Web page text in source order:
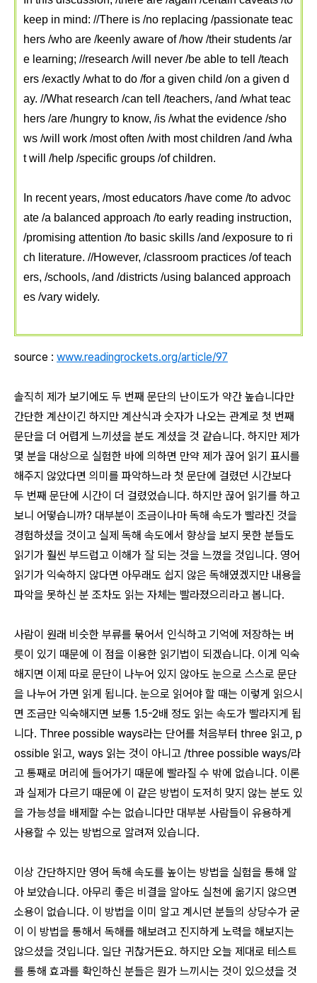
keep in mind: //There is /no replacing /passionate teac
hers /who are /keenly aware of /how /their students /ar
e learning; //research /will never /be able to tell /teach
ers /exactly /what to do /for a given child /on a given d
ay. //What research /can tell /teachers, /and /what teac
hers /are /hungry to know, /is /what the evidence /sho
ws /will work /most often /with most children /and /wha
t will /help /specific groups /of children.
In recent years, /most educators /have come /to advoc
ate /a balanced approach /to early reading instruction,
/promising attention /to basic skills /and /exposure to ri
ch literature. //However, /classroom practices /of teach
ers, /schools, /and /districts /using balanced approach
es /vary widely.
source : www.readingrockets.org/article/97
솔직히 제가 보기에도 두 번째 문단의 난이도가 약간 높습니다만
간단한 계산이긴 하지만 계산식과 숫자가 나오는 관계로 첫 번째
문단을 더 어렵게 느끼셨을 분도 계셨을 것 같습니다. 하지만 제가
몇 분을 대상으로 실험한 바에 의하면 만약 제가 끊어 읽기 표시를
해주지 않았다면 의미를 파악하느라 첫 문단에 걸렸던 시간보다
두 번째 문단에 시간이 더 걸렸었습니다. 하지만 끊어 읽기를 하고
보니 어떻습니까? 대부분이 조금이나마 독해 속도가 빨라진 것을
경험하셨을 것이고 실제 독해 속도에서 향상을 보지 못한 분들도
읽기가 훨씬 부드럽고 이해가 잘 되는 것을 느꼈을 것입니다. 영어
읽기가 익숙하지 않다면 아무래도 쉽지 않은 독해였겠지만 내용을
파악을 못하신 분 조차도 읽는 자체는 빨라졌으리라고 봅니다.
사람이 원래 비슷한 부류를 묶어서 인식하고 기억에 저장하는 버
릇이 있기 때문에 이 점을 이용한 읽기법이 되겠습니다. 이게 익숙
해지면 이제 따로 문단이 나누어 있지 않아도 눈으로 스스로 문단
을 나누어 가면 읽게 됩니다. 눈으로 읽어야 할 때는 이렇게 읽으시
면 조금만 익숙해지면 보통 1.5-2배 정도 읽는 속도가 빨라지게 됩
니다. Three possible ways라는 단어를 처음부터 three 읽고, p
ossible 읽고, ways 읽는 것이 아니고 /three possible ways/라
고 통째로 머리에 들어가기 때문에 빨라질 수 밖에 없습니다. 이론
과 실제가 다르기 때문에 이 같은 방법이 도저히 맞지 않는 분도 있
을 가능성을 배제할 수는 없습니다만 대부분 사람들이 유용하게
사용할 수 있는 방법으로 알려져 있습니다.
이상 간단하지만 영어 독해 속도를 높이는 방법을 실험을 통해 알
아 보았습니다. 아무리 좋은 비결을 알아도 실천에 옮기지 않으면
소용이 없습니다. 이 방법을 이미 알고 계시던 분들의 상당수가 굳
이 이 방법을 통해서 독해를 해보려고 진지하게 노력을 해보지는
않으셨을 것입니다. 일단 귀찮거든요. 하지만 오늘 제대로 테스트
를 통해 효과를 확인하신 분들은 뭔가 느끼시는 것이 있으셨을 것